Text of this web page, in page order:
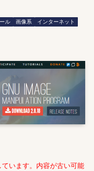
ル 画像系
インターネット
います。内容が古い可能